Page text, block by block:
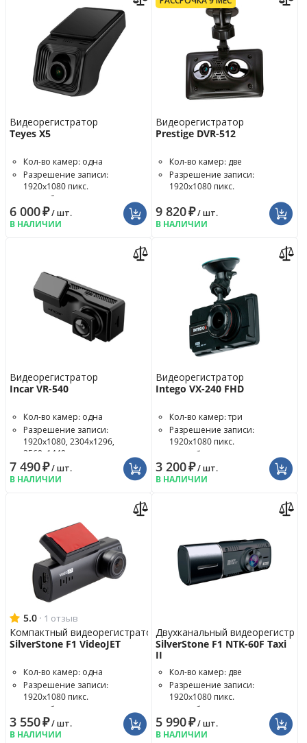
Видеорегистратор
Teyes X5
Кол-во камер: одна
Разрешение записи:
1920x1080 пикс.
Угол обзора: 170°
6 000₽/ шт.
В НАЛИЧИИ
Видеорегистратор
Prestige DVR-512
Кол-во камер: две
Разрешение записи:
1920x1080 пикс.
9 820₽/ шт.
В НАЛИЧИИ
Видеорегистратор
Incar VR-540
Кол-во камер: одна
Разрешение записи:
1920x1080, 2304x1296,
2560x1440 пикс.
Угол обзора: 170°
7 490₽/ шт.
В НАЛИЧИИ
Видеорегистратор
Intego VX-240 FHD
Кол-во камер: три
Разрешение записи:
1920x1080 пикс.
Угол обзора: 140°
3 200₽/ шт.
В НАЛИЧИИ
5.0 · 1 отзыв
Компактный видеорегистратор
SilverStone F1 VideoJET
Кол-во камер: одна
Разрешение записи:
1920x1080 пикс.
Угол обзора: 150°
3 550₽/ шт.
В НАЛИЧИИ
Двухканальный
SilverStone F1 NTK-60F Taxi
II
Кол-во камер: две
Разрешение записи:
1920x1080 пикс.
Угол обзора: 140°
5 990₽/ шт.
В НАЛИЧИИ